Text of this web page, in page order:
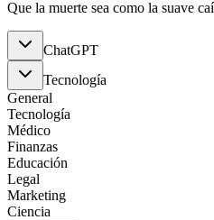
Que la muerte sea como la suave
ChatGPT
Tecnología
General
Tecnología
Médico
Finanzas
Educación
Legal
Marketing
Ciencia